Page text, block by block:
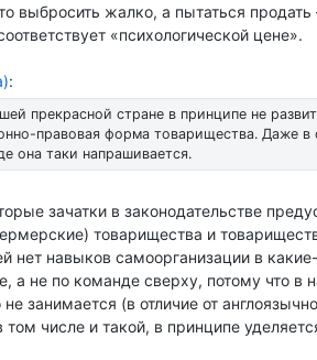
выбросить жалко, а пытаться
«психологической цене».
:
прекрасной стране в принципе не
правовая форма товарищества. Даже в
она таки напрашивается.
зачатки в законодательстве
товарищества и
нет навыков самоорганизации в
а не по команде сверху, потому что в
занимается (в отличие от
числе и такой, в принципе